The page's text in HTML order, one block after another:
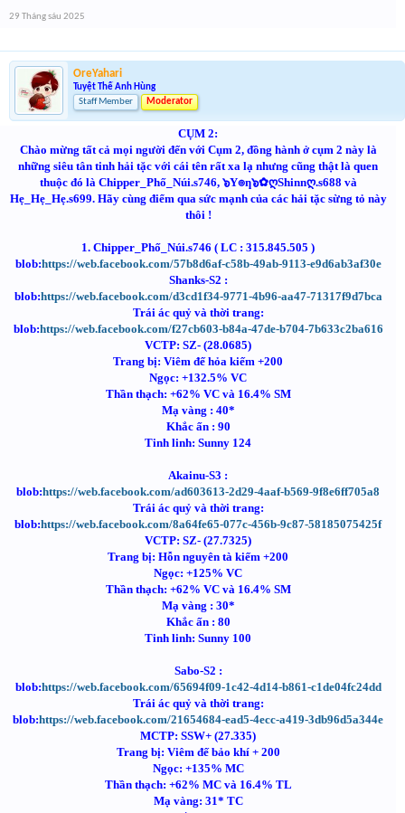
29 Tháng sáu 2025
OreYahari
Tuyệt Thế Anh Hùng
Staff Member
Moderator
CỤM 2:
Chào mừng tất cả mọi người đến với Cụm 2, đồng hành ở cụm 2 này là
những siêu tân tinh hải tặc với cái tên rất xa lạ nhưng cũng thật là quen
thuộc đó là Chipper_Phố_Núi.s746, ๖Y๏ƞ๖✿ღShinnღ.s688 và
Hẹ_Hẹ_Hẹ.s699. Hãy cùng điểm qua sức mạnh của các hải tặc sừng tỏ này
thôi !
1. Chipper_Phố_Núi.s746 ( LC : 315.845.505 )
blob:https://web.facebook.com/57b8d6af-c58b-49ab-9113-e9d6ab3af30e
Shanks-S2 :
blob:https://web.facebook.com/d3cd1f34-9771-4b96-aa47-71317f9d7bca
Trái ác quỷ và thời trang:
blob:https://web.facebook.com/f27cb603-b84a-47de-b704-7b633c2ba616
VCTP: SZ- (28.0685)
Trang bị: Viêm đế hỏa kiếm +200
Ngọc: +132.5% VC
Thần thạch: +62% VC và 16.4% SM
Mạ vàng : 40*
Khắc ấn : 90
Tinh linh: Sunny 124
Akainu-S3 :
blob:https://web.facebook.com/ad603613-2d29-4aaf-b569-9f8e6ff705a8
Trái ác quỷ và thời trang:
blob:https://web.facebook.com/8a64fe65-077c-456b-9c87-58185075425f
VCTP: SZ- (27.7325)
Trang bị: Hỗn nguyên tà kiếm +200
Ngọc: +125% VC
Thần thạch: +62% VC và 16.4% SM
Mạ vàng : 30*
Khắc ấn : 80
Tinh linh: Sunny 100
Sabo-S2 :
blob:https://web.facebook.com/65694f09-1c42-4d14-b861-c1de04fc24dd
Trái ác quỷ và thời trang:
blob:https://web.facebook.com/21654684-ead5-4ecc-a419-3db96d5a344e
MCTP: SSW+ (27.335)
Trang bị: Viêm đế bảo khí + 200
Ngọc: +135% MC
Thần thạch: +62% MC và 16.4% TL
Mạ vàng: 31* TC